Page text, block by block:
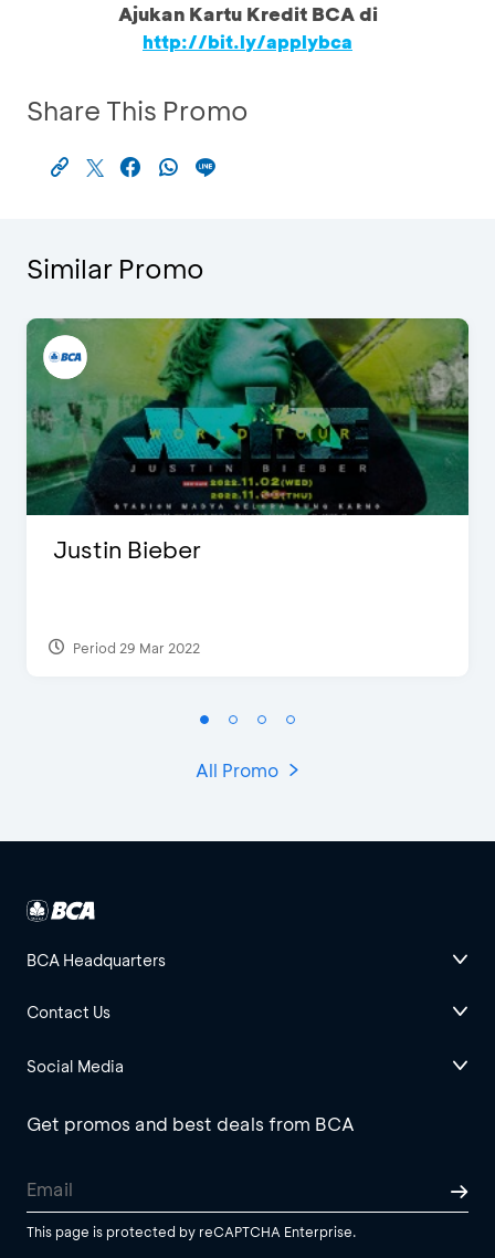
Ajukan Kartu Kredit BCA di
http://bit.ly/applybca
Share This Promo
Similar Promo
Justin Bieber
Period 29 Mar 2022
All Promo
BCA Headquarters
Contact Us
Social Media
Get promos and best deals from BCA
This page is protected by reCAPTCHA Enterprise.